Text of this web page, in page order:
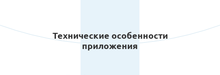
Технические особенности
приложения